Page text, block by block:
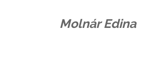
Molnár Edina